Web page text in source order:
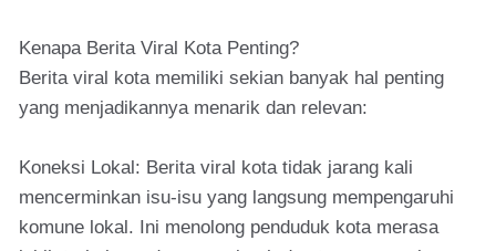
Kenapa Berita Viral Kota Penting?
Berita viral kota memiliki sekian banyak hal penting
yang menjadikannya menarik dan relevan:
Koneksi Lokal: Berita viral kota tidak jarang kali
mencerminkan isu-isu yang langsung mempengaruhi
komune lokal. Ini menolong penduduk kota merasa